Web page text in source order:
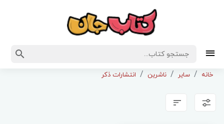
خانه سایر ناشرین انتشارات ذکر